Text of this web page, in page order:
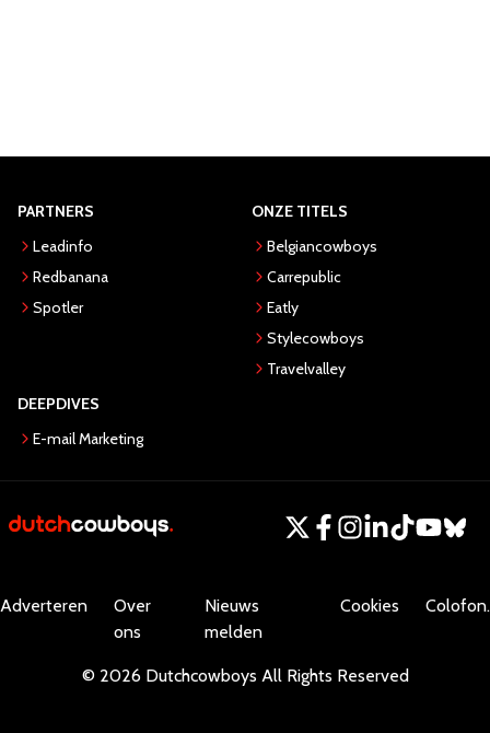
PARTNERS
Leadinfo
Redbanana
Spotler
ONZE TITELS
Belgiancowboys
Carrepublic
Eatly
Stylecowboys
Travelvalley
DEEPDIVES
E-mail Marketing
Adverteren
Over
ons
Nieuws
melden
Cookies Colofon.
© 2026 Dutchcowboys All Rights Reserved